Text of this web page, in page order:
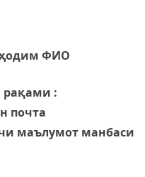
ФИО
рақами :
почта
маълумот манбаси